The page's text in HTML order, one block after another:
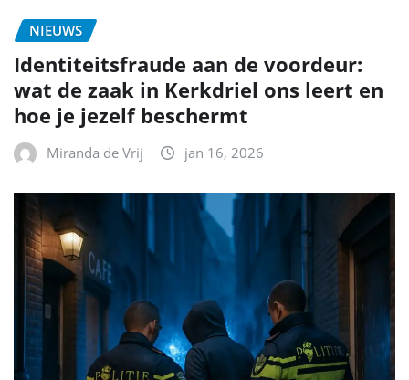
NIEUWS
Identiteitsfraude aan de voordeur:
wat de zaak in Kerkdriel ons leert en
hoe je jezelf beschermt
Miranda de Vrij jan 16, 2026